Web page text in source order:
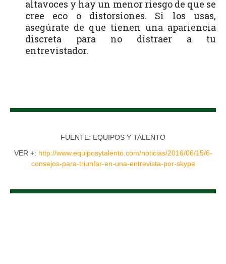
altavoces y hay un menor riesgo de que se
cree eco o distorsiones. Si los usas,
asegúrate de que tienen una apariencia
discreta para no distraer a tu
entrevistador.
FUENTE: EQUIPOS Y TALENTO
VER +: http://www.equiposytalento.com/noticias/2016/06/15/6-
consejos-para-triunfar-en-una-entrevista-por-skype